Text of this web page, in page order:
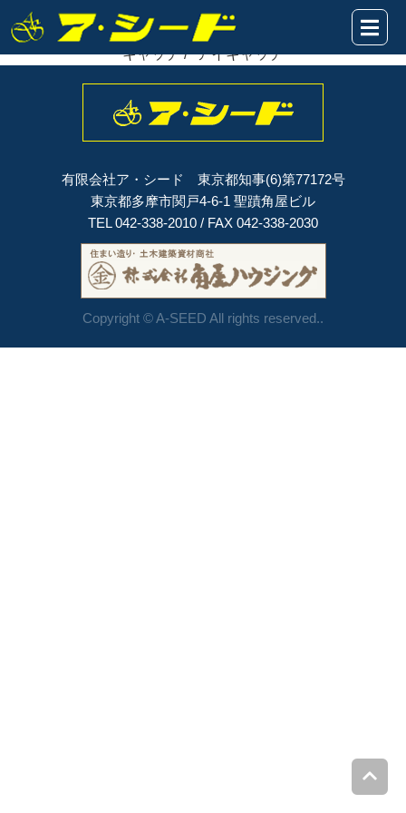
速報！ 2019年04月14日 多摩市貝取 全5棟
となりました。
多摩市貝取 全5棟 完売となりました。 /* アイキャッチ /* アイ
キャッチ /* アイキャッチ
有限会社ア・シード 東京都知事(6)第77172号
東京都多摩市関戸4-6-1 聖蹟角屋ビル
TEL 042-338-2010 / FAX 042-338-2030
Copyright © A-SEED All rights reserved..